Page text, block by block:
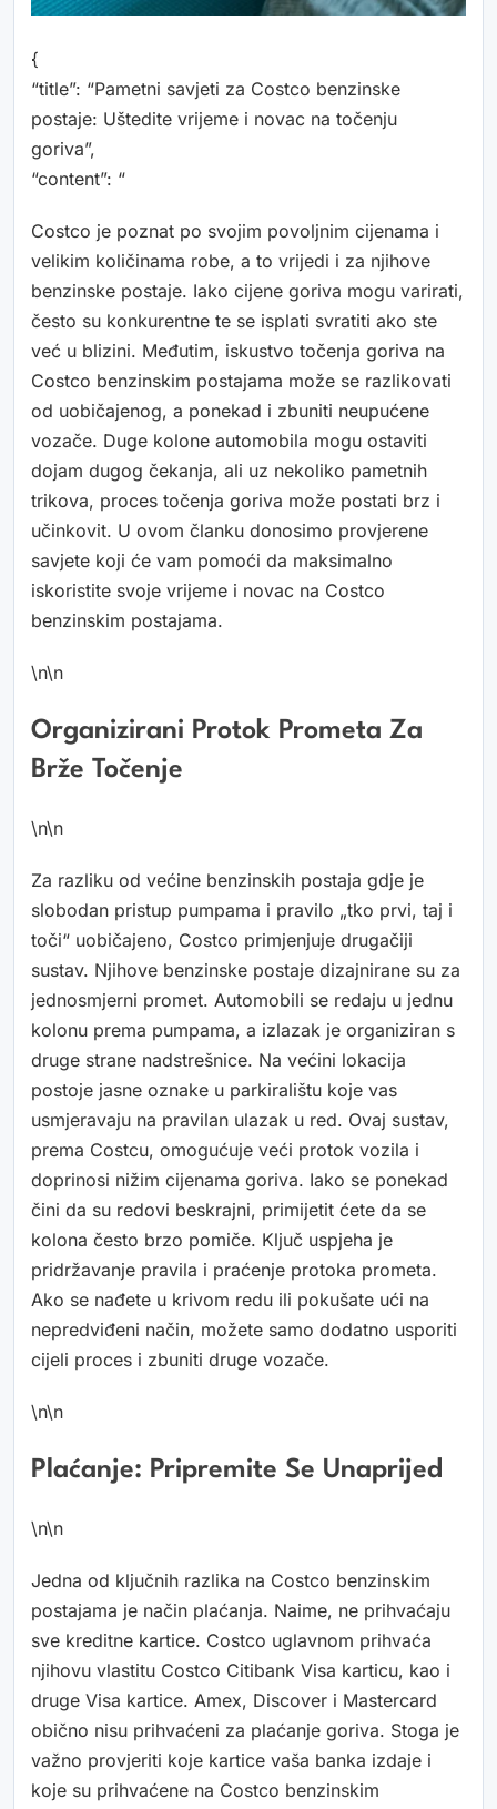
{
“title”: “Pametni savjeti za Costco benzinske
postaje: Uštedite vrijeme i novac na točenju
goriva”,
“content”: “
Costco je poznat po svojim povoljnim cijenama i
velikim količinama robe, a to vrijedi i za njihove
benzinske postaje. Iako cijene goriva mogu varirati,
često su konkurentne te se isplati svratiti ako ste
već u blizini. Međutim, iskustvo točenja goriva na
Costco benzinskim postajama može se razlikovati
od uobičajenog, a ponekad i zbuniti neupućene
vozače. Duge kolone automobila mogu ostaviti
dojam dugog čekanja, ali uz nekoliko pametnih
trikova, proces točenja goriva može postati brz i
učinkovit. U ovom članku donosimo provjerene
savjete koji će vam pomoći da maksimalno
iskoristite svoje vrijeme i novac na Costco
benzinskim postajama.
\n\n
Organizirani Protok Prometa Za
Brže Točenje
\n\n
Za razliku od većine benzinskih postaja gdje je
slobodan pristup pumpama i pravilo „tko prvi, taj i
toči“ uobičajeno, Costco primjenjuje drugačiji
sustav. Njihove benzinske postaje dizajnirane su za
jednosmjerni promet. Automobili se redaju u jednu
kolonu prema pumpama, a izlazak je organiziran s
druge strane nadstrešnice. Na većini lokacija
postoje jasne oznake u parkiralištu koje vas
usmjeravaju na pravilan ulazak u red. Ovaj sustav,
prema Costcu, omogućuje veći protok vozila i
doprinosi nižim cijenama goriva. Iako se ponekad
čini da su redovi beskrajni, primijetit ćete da se
kolona često brzo pomiče. Ključ uspjeha je
pridržavanje pravila i praćenje protoka prometa.
Ako se nađete u krivom redu ili pokušate ući na
nepredviđeni način, možete samo dodatno usporiti
cijeli proces i zbuniti druge vozače.
\n\n
Plaćanje: Pripremite Se Unaprijed
\n\n
Jedna od ključnih razlika na Costco benzinskim
postajama je način plaćanja. Naime, ne prihvaćaju
sve kreditne kartice. Costco uglavnom prihvaća
njihovu vlastitu Costco Citibank Visa karticu, kao i
druge Visa kartice. Amex, Discover i Mastercard
obično nisu prihvaćeni za plaćanje goriva. Stoga je
važno provjeriti koje kartice vaša banka izdaje i
koje su prihvaćene na Costco benzinskim